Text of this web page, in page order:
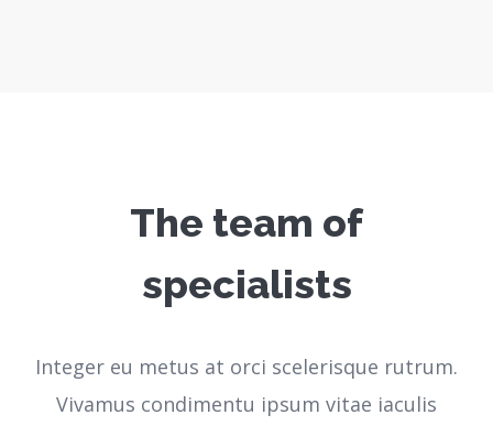
The team of
specialists
Integer eu metus at orci scelerisque rutrum.
Vivamus condimentu ipsum vitae iaculis